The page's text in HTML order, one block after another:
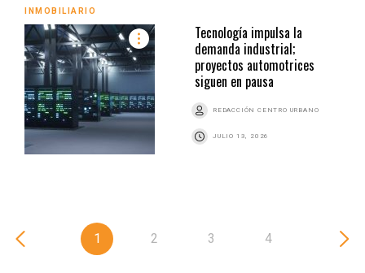
INMOBILIARIO
Tecnología impulsa la
demanda industrial;
proyectos automotrices
siguen en pausa
REDACCIÓN CENTRO URBANO
JULIO 13, 2026
1 2 3 4